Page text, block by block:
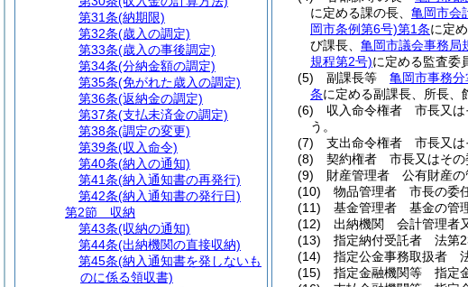
に定める課の長、 亀岡市会
岡市条例第6号)第1条に定
び課長、 亀岡市議会事務局
規程第2号)に定める監査委
(5)
副課長等 亀岡市事務
条に定める副課長、所長、
(6)
収入命令権者 市長又は
う。
(7)
支出命令権者 市長又は
(8)
契約権者 市長又はその
(9)
財産管理者 公有財産の
(10)
物品管理者 市長の委
(11)
基金管理者 基金の管
(12)
出納機関 会計管理者
(13)
指定納付受託者 法第
(14)
指定公金事務取扱者
(15)
指定金融機関等 指定
第31条(納期限)
第32条(歳入の調定)
第33条(歳入の事後調定)
第34条(分納金額の調定)
第35条(免がれた歳入の調定)
第36条(返納金の調定)
第37条(支払未済金の調定)
第38条(調定の変更)
第39条(収入命令)
第40条(納入の通知)
第41条(納入通知書の再発行)
第42条(納入通知書の発行日)
第2節
収納
第43条(収納の通知)
第44条(出納機関の直接収納)
第45条(納入通知書を発しないも
のに係る領収書)